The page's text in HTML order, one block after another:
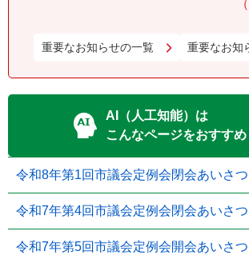
重要なお知らせの一覧 重要なお知
AI（人工知能）は
こんなページをおすす
令和8年第1回市議会定例会閉会あいさつ
令和7年第4回市議会定例会閉会あいさつ
令和7年第5回市議会定例会開会あいさつ